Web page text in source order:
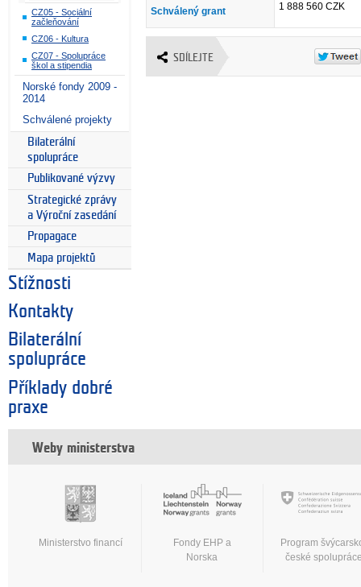
CZ05 - Sociální
začleňování
CZ06 - Kultura
CZ07 - Spolupráce
škol a stipendia
Norské fondy 2009 -
2014
Schválené projekty
Bilaterální
spolupráce
Publikované výzvy
Strategické zprávy
a Výroční zasedání
Propagace
Mapa projektů
Stížnosti
Kontakty
Bilaterální
spolupráce
Příklady dobré
praxe
Schválený grant 1 888 560 CZK
SDÍLEJTE
Weby ministerstva
Ministerstvo financí
Fondy EHP a
Norska
Program
české